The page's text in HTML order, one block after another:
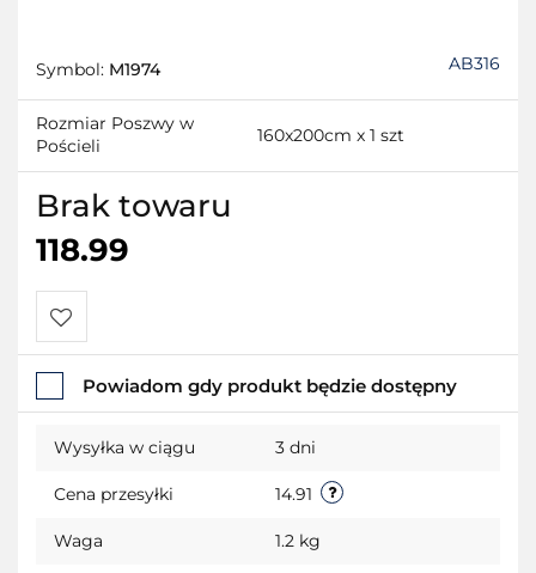
Symbol: M1974 AB316
Rozmiar Poszwy w
Pościeli
160x200cm x 1 szt
Brak towaru
118.99
Do
przechowalni
Powiadom gdy produkt będzie dostępny
Wysyłka w ciągu 3 dni
Cena przesyłki 14.91
Waga 1.2 kg